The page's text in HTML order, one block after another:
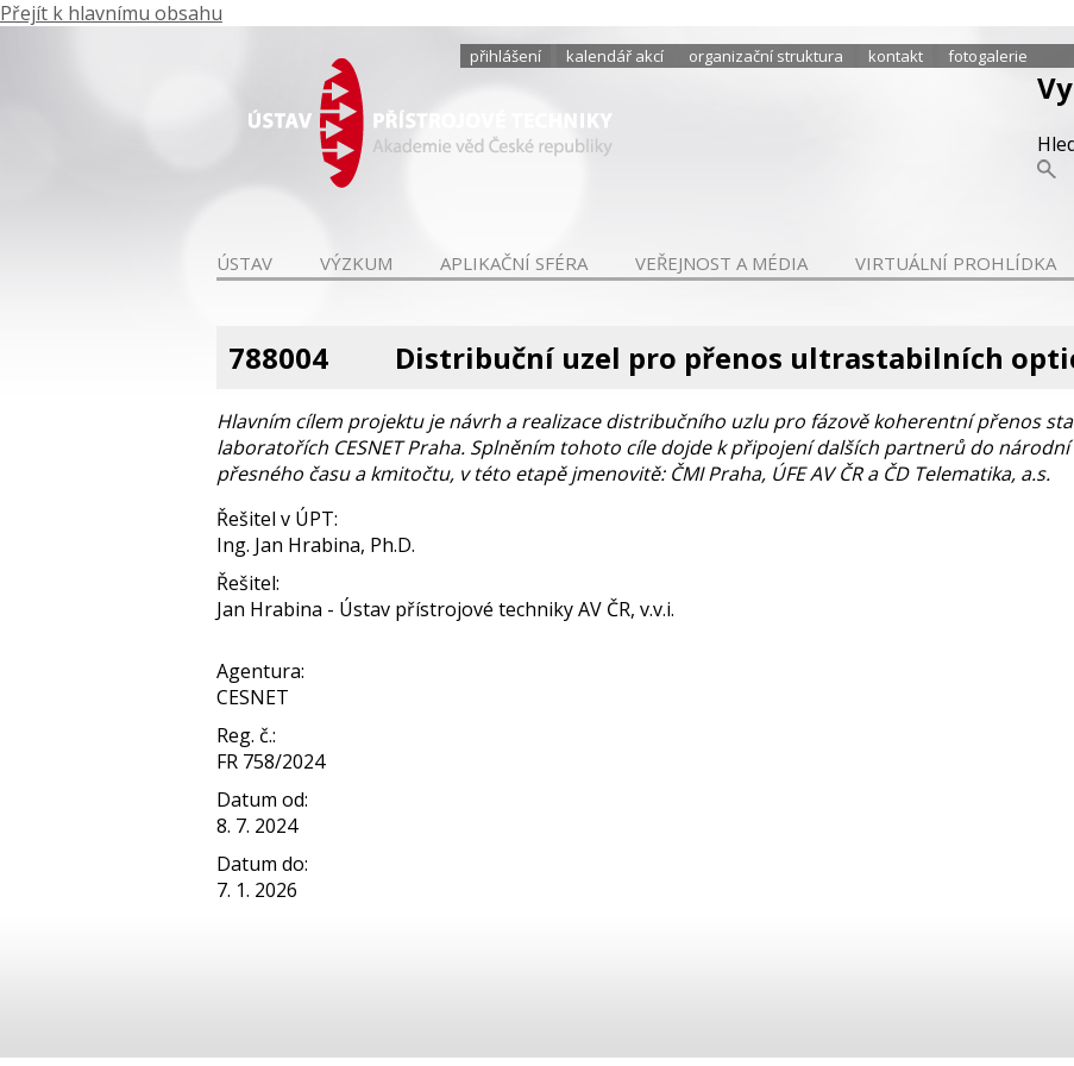
Přejít k hlavnímu obsahu
přihlášení kalendář akcí organizační struktura kontakt fotogalerie
ÚSTAV VÝZKUM APLIKAČNÍ SFÉRA VEŘEJNOST A MÉDIA VIRTUÁLNÍ PROHLÍDKA
788004 Distribuční uzel pro přenos ultrastabilních
Hlavním cílem projektu je návrh a realizace distribučního uzlu pro fázově koherentní přenos
laboratořích CESNET Praha. Splněním tohoto cíle dojde k připojení dalších partnerů do
přesného času a kmitočtu, v této etapě jmenovitě: ČMI Praha, ÚFE AV ČR a ČD Telematika, a.s.
Řešitel v ÚPT:
Ing. Jan Hrabina, Ph.D.
Řešitel:
Jan Hrabina - Ústav přístrojové techniky AV ČR, v.v.i.
Agentura:
CESNET
Reg. č.:
FR 758/2024
Datum od:
8. 7. 2024
Datum do:
7. 1. 2026